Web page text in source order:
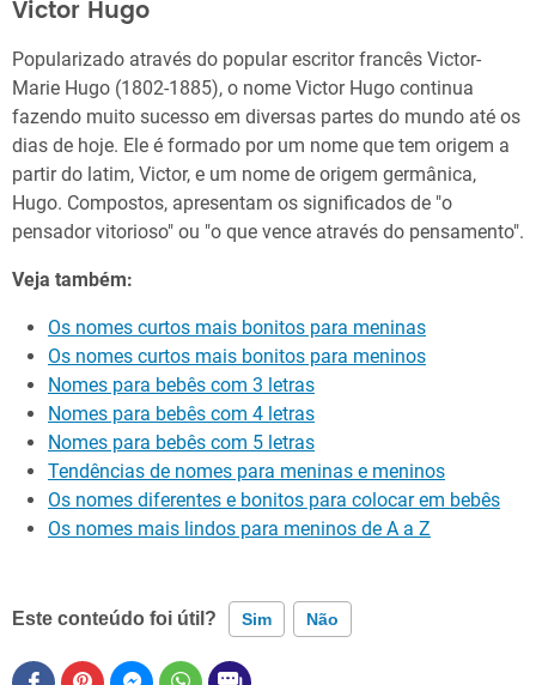
Victor Hugo
Popularizado através do popular escritor francês Victor-
Marie Hugo (1802-1885), o nome Victor Hugo continua
fazendo muito sucesso em diversas partes do mundo até os
dias de hoje. Ele é formado por um nome que tem origem a
partir do latim, Victor, e um nome de origem germânica,
Hugo. Compostos, apresentam os significados de "o
pensador vitorioso" ou "o que vence através do pensamento".
Veja também:
Os nomes curtos mais bonitos para meninas
Os nomes curtos mais bonitos para meninos
Nomes para bebês com 3 letras
Nomes para bebês com 4 letras
Nomes para bebês com 5 letras
Tendências de nomes para meninas e meninos
Os nomes diferentes e bonitos para colocar em bebês
Os nomes mais lindos para meninos de A a Z
Este conteúdo foi útil? Sim Não